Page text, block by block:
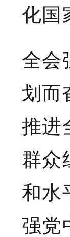
化国
全会
划而
推进
群众
和水
强党